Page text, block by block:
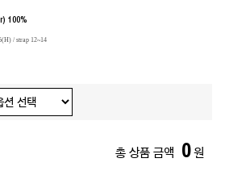
100%
/ strap 12~14
총 상품 금액 0 원